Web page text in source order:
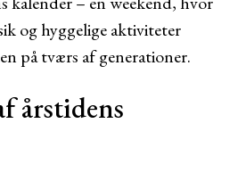
og hyggelige aktiviteter
på tværs af generationer.
årstidens